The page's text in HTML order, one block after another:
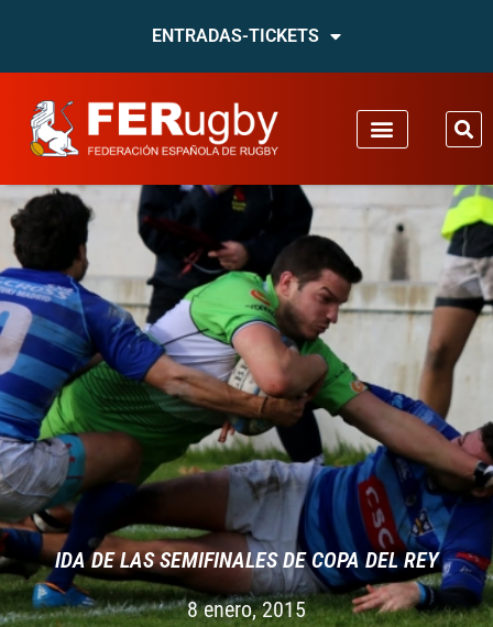
ENTRADAS-TICKETS
IDA DE LAS SEMIFINALES DE COPA DEL REY
8 enero, 2015